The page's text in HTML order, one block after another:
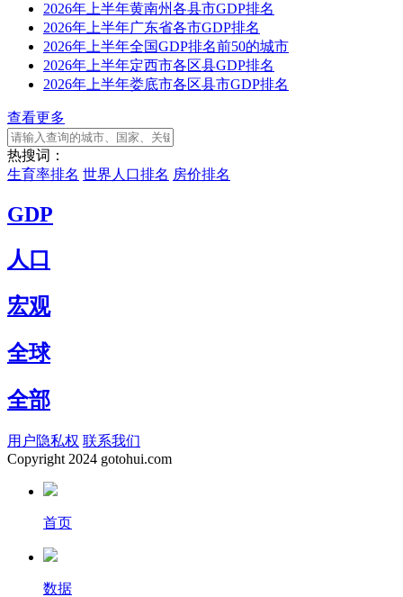
2026年上半年黄南州各县市GDP排名
2026年上半年广东省各市GDP排名
2026年上半年全国GDP排名前50的城市
2026年上半年定西市各区县GDP排名
2026年上半年娄底市各区县市GDP排名
查看更多
热搜词：
生育率排名 世界人口排名 房价排名
GDP
人口
宏观
全球
全部
用户隐私权 联系我们
Copyright 2024 gotohui.com
首页
数据